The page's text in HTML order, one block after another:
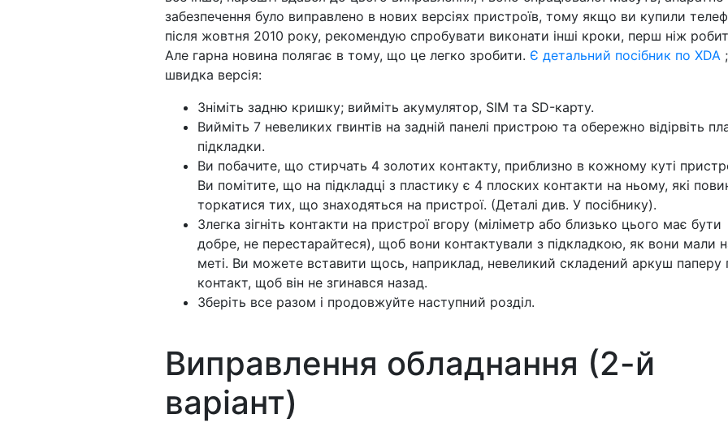
забезпечення було виправлено в нових версіях пристроїв, тому якщо ви купили
після жовтня 2010 року, рекомендую спробувати виконати інші кроки, перш ніж
Але гарна новина полягає в тому, що це легко зробити. Є детальний посібник по XDA
швидка версія:
Зніміть задню кришку; вийміть акумулятор, SIM та SD-карту.
Вийміть 7 невеликих гвинтів на задній панелі пристрою та обережно відірвіть
підкладки.
Ви побачите, що стирчать 4 золотих контакту, приблизно в кожному куті
Ви помітите, що на підкладці з пластику є 4 плоских контакти на ньому, які
торкатися тих, що знаходяться на пристрої. (Деталі див. У посібнику).
Злегка зігніть контакти на пристрої вгору (міліметр або близько цього має бути
добре, не перестарайтеся), щоб вони контактували з підкладкою, як вони мали
меті. Ви можете вставити щось, наприклад, невеликий складений аркуш паперу
контакт, щоб він не згинався назад.
Зберіть все разом і продовжуйте наступний розділ.
Виправлення обладнання (2-й
варіант)